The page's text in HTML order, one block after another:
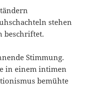
stehen
beschriftet.
Stimmung.
in einem intimen
bemühte